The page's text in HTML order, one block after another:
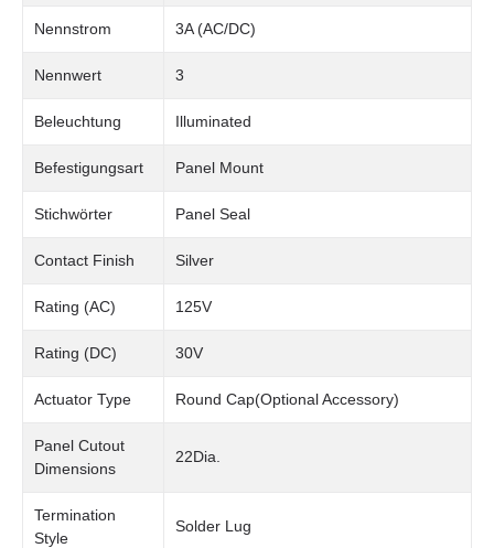
Nennstrom 3A (AC/DC)
Nennwert 3
Beleuchtung Illuminated
Befestigungsart Panel Mount
Stichwörter Panel Seal
Contact Finish Silver
Rating (AC) 125V
Rating (DC) 30V
Actuator Type Round Cap(Optional Accessory)
Panel Cutout
Dimensions
22Dia.
Termination
Style
Solder Lug